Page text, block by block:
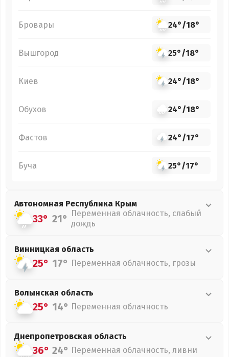
Бровары 24°/18°
Вышгород 25°/18°
Киев 24°/18°
Обухов 24°/18°
Фастов 24°/17°
Буча 25°/17°
Автономная Республика Крым
33° 21° Переменная облачность, слабый
дождь
Винницкая область
25° 17° Переменная облачность, грозы
Волынская область
25° 14° Переменная облачность
Днепропетровская область
36° 24° Переменная облачность, ливни